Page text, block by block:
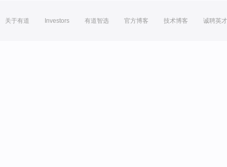
关于有道 Investors 有道智选 官方博客 技术博客 诚聘英才